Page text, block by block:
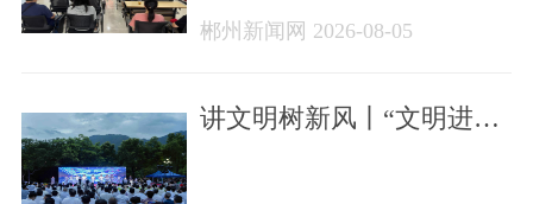
郴州新闻网 2026-08-05
讲文明树新风丨“文明进小